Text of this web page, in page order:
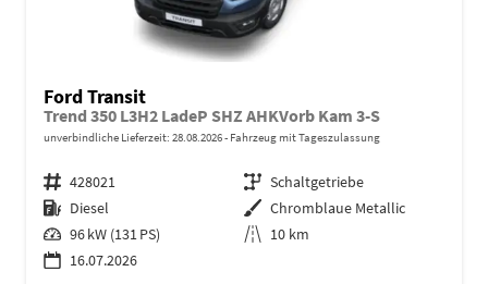
Ford Transit
Trend 350 L3H2 LadeP SHZ AHKVorb Kam 3-S
unverbindliche Lieferzeit: 28.08.2026 Fahrzeug mit Tageszulassung
Fahrzeugnr. 428021 Getriebe Schaltgetriebe
Kraftstoff Diesel Außenfarbe Chromblaue Metallic
Leistung 96 kW (131 PS) Kilometerstand 10 km
16.07.2026